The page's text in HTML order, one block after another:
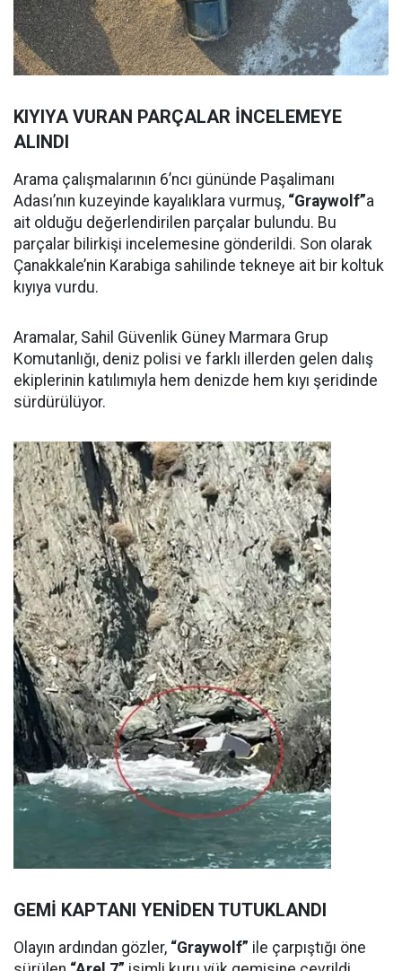
KIYIYA VURAN PARÇALAR İNCELEMEYE
ALINDI
Arama çalışmalarının 6’ncı gününde Paşalimanı
Adası’nın kuzeyinde kayalıklara vurmuş, “Graywolf”a
ait olduğu değerlendirilen parçalar bulundu. Bu
parçalar bilirkişi incelemesine gönderildi. Son olarak
Çanakkale’nin Karabiga sahilinde tekneye ait bir koltuk
kıyıya vurdu.
Aramalar, Sahil Güvenlik Güney Marmara Grup
Komutanlığı, deniz polisi ve farklı illerden gelen dalış
ekiplerinin katılımıyla hem denizde hem kıyı şeridinde
sürdürülüyor.
GEMİ KAPTANI YENİDEN TUTUKLANDI
Olayın ardından gözler, “Graywolf” ile çarpıştığı öne